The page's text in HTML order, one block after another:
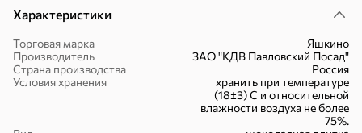
Характеристики
Торговая марка
Яшкино
Производитель
ЗАО "КДВ Павловский Посад"
Страна производства
Россия
Условия хранения
хранить при температуре
(18±3) С и относительной
влажности воздуха не более
75%.
Конфеты
Батончики Зефир, мармелад